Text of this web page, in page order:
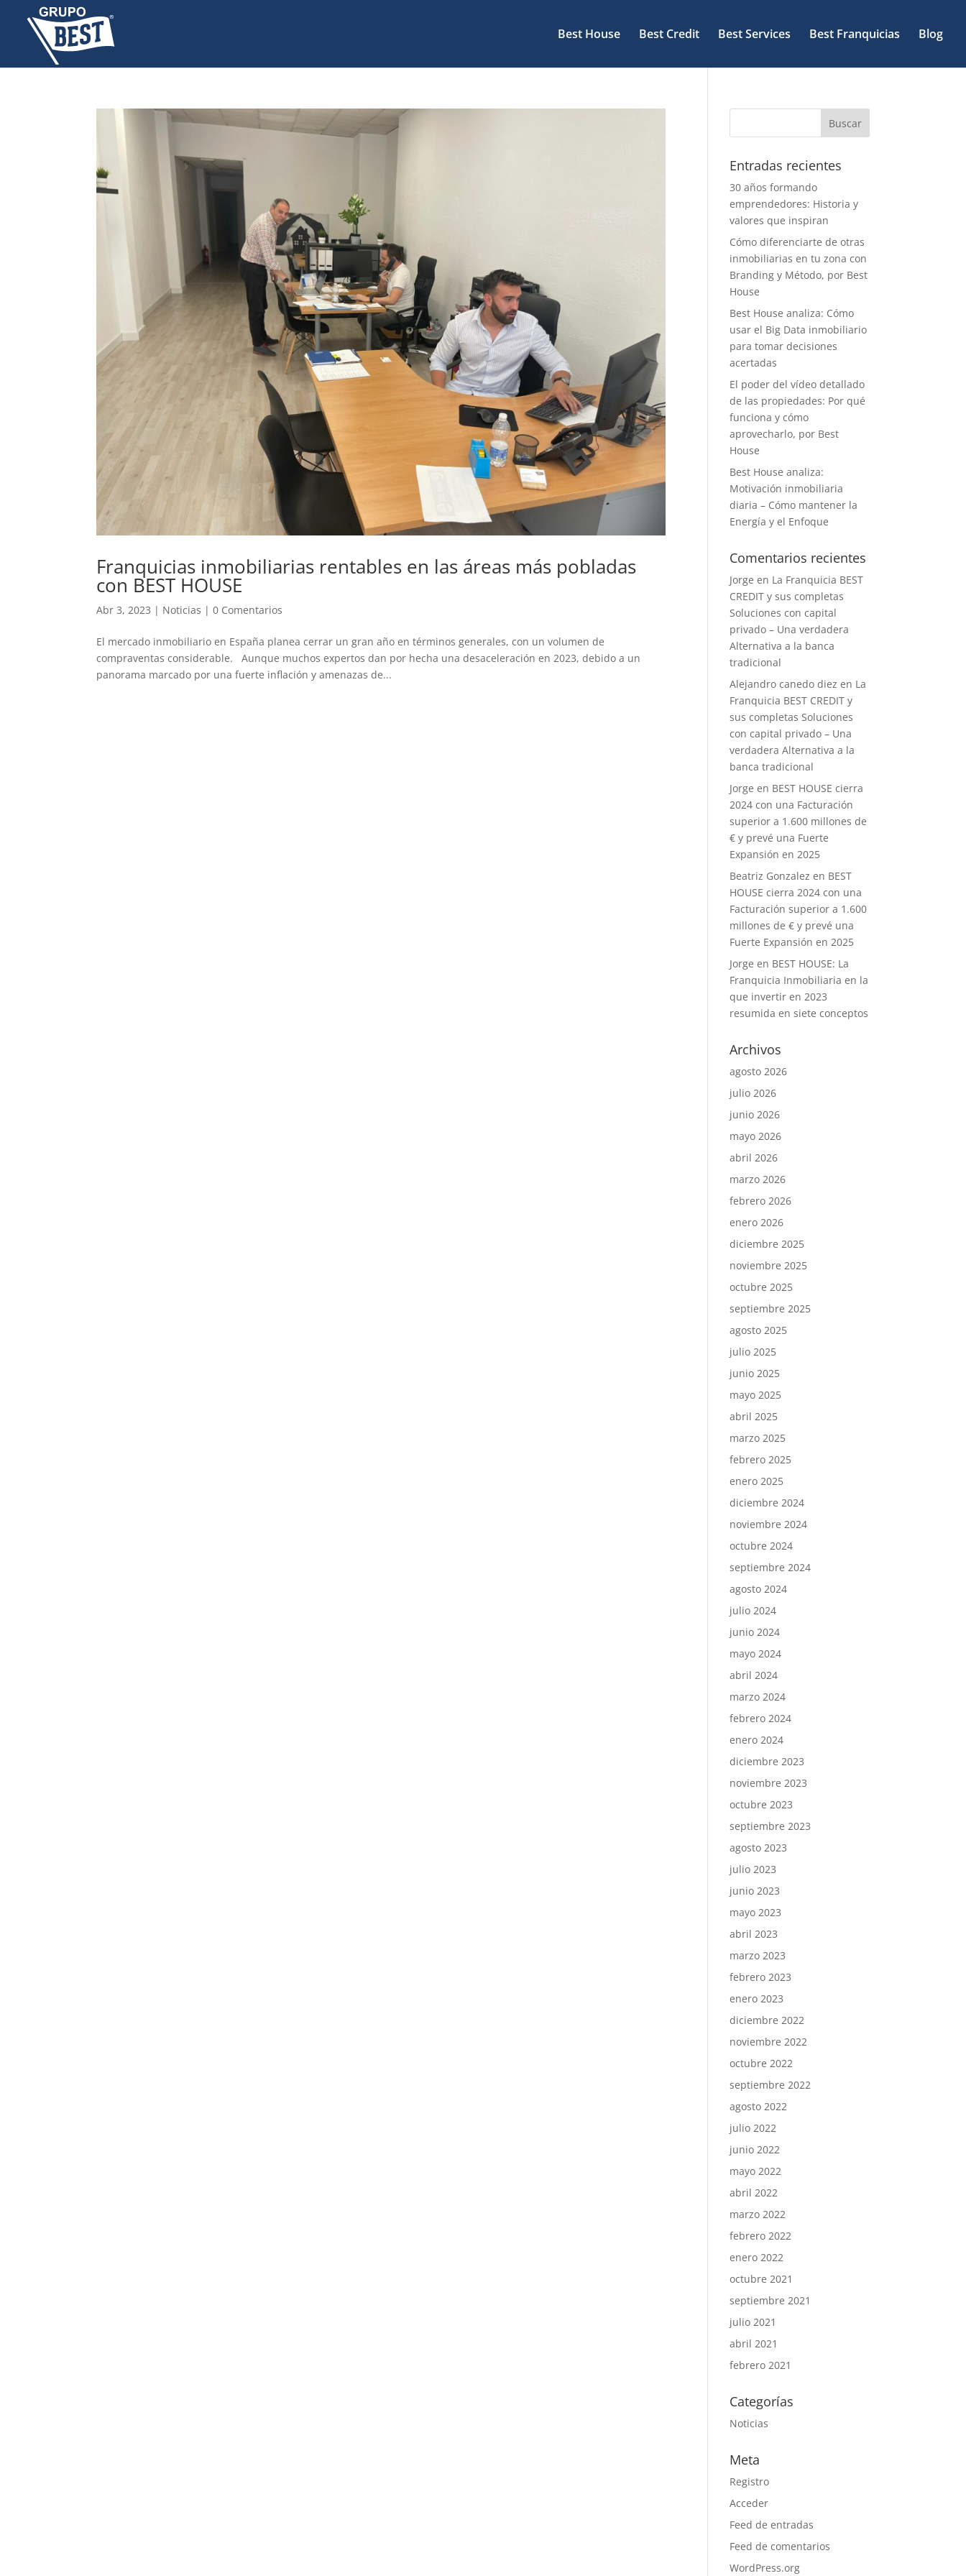
Best House Best Credit Best Services Best Franquicias Blog
Franquicias inmobiliarias rentables en las áreas más pobladas
con BEST HOUSE
Abr 3, 2023 | Noticias |0 Comentarios
El mercado inmobiliario en España planea cerrar un gran año en términos generales, con un volumen de
compraventas considerable. Aunque muchos expertos dan por hecha una desaceleración en 2023, debido a un
panorama marcado por una fuerte inflación y amenazas de...
Entradas recientes
30 años formando
emprendedores: Historia y
valores que inspiran
Cómo diferenciarte de otras
inmobiliarias en tu zona con
Branding y Método, por Best
House
Best House analiza: Cómo
usar el Big Data inmobiliario
para tomar decisiones
acertadas
El poder del vídeo detallado
de las propiedades: Por qué
funciona y cómo
aprovecharlo, por Best
House
Best House analiza:
Motivación inmobiliaria
diaria – Cómo mantener la
Energía y el Enfoque
Comentarios recientes
Jorge en La Franquicia BEST
CREDIT y sus completas
Soluciones con capital
privado – Una verdadera
Alternativa a la banca
tradicional
Alejandro canedo diez en La
Franquicia BEST CREDIT y
sus completas Soluciones
con capital privado – Una
verdadera Alternativa a la
banca tradicional
Jorge en BEST HOUSE cierra
2024 con una Facturación
superior a 1.600 millones de
€ y prevé una Fuerte
Expansión en 2025
Beatriz Gonzalez en BEST
HOUSE cierra 2024 con una
Facturación superior a 1.600
millones de € y prevé una
Fuerte Expansión en 2025
Jorge en BEST HOUSE: La
Franquicia Inmobiliaria en la
que invertir en 2023
resumida en siete conceptos
Archivos
agosto 2026
julio 2026
junio 2026
mayo 2026
abril 2026
marzo 2026
febrero 2026
enero 2026
diciembre 2025
noviembre 2025
octubre 2025
septiembre 2025
agosto 2025
julio 2025
junio 2025
mayo 2025
abril 2025
marzo 2025
febrero 2025
enero 2025
diciembre 2024
noviembre 2024
octubre 2024
septiembre 2024
agosto 2024
julio 2024
junio 2024
mayo 2024
abril 2024
marzo 2024
febrero 2024
enero 2024
diciembre 2023
noviembre 2023
octubre 2023
septiembre 2023
agosto 2023
julio 2023
junio 2023
mayo 2023
abril 2023
marzo 2023
febrero 2023
enero 2023
diciembre 2022
noviembre 2022
octubre 2022
septiembre 2022
agosto 2022
julio 2022
junio 2022
mayo 2022
abril 2022
marzo 2022
febrero 2022
enero 2022
octubre 2021
septiembre 2021
julio 2021
abril 2021
febrero 2021
Categorías
Noticias
Meta
Registro
Acceder
Feed de entradas
Feed de comentarios
WordPress.org